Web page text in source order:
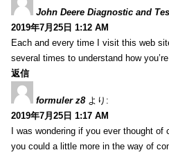
John Deere Diagnostic and
2019年7月25日 1:12 AM
Each and every time I visit this web
several times to understand how
返信
formuler z8 より:
2019年7月25日 1:17 AM
I was wondering if you ever thought
you could a little more in the way of